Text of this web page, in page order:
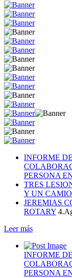
INFORME
PERSONA
TRES
Y UN
JEREMIAS
ROTARY
Leer más
INFORME
PERSONA